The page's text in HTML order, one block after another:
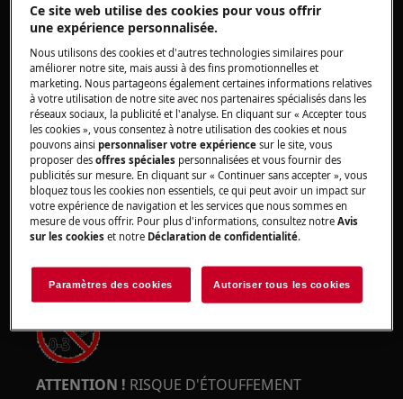
ATTENTION !RISQUE DE PINCEMENT
Portez des gants de sécurité si vous effectuez
des travaux de maintenance ou de réparation
impliquant des courroies.
ATTENTION ! RISQUE D'ÉTOUFFEMENT
Ce site web utilise des cookies pour vous offrir
une expérience personnalisée.
Nous utilisons des cookies et d'autres technologies similaires pour
améliorer notre site, mais aussi à des fins promotionnelles et
marketing. Nous partageons également certaines informations relatives
à votre utilisation de notre site avec nos partenaires spécialisés dans les
réseaux sociaux, la publicité et l'analyse. En cliquant sur « Accepter tous
les cookies », vous consentez à notre utilisation des cookies et nous
pouvons ainsipersonnaliser votre expériencesur le site, vous
proposer desoffres spéciales personnalisées et vous fournir des
publicités sur mesure. En cliquant sur « Continuer sans accepter », vous
bloquez tous les cookies non essentiels, ce qui peut avoir un impact sur
votre expérience de navigation et les services que nous sommes en
mesure de vous offrir. Pour plus d'informations, consultez notreAvis
sur les cookies et notre Déclaration de confidentialité.
Paramètres des cookies Autoriser tous les cookies